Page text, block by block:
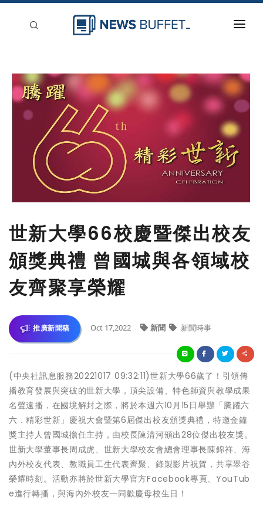
新聞稿分類
登入
刊登
世新大學66校慶暨傑出校友
頒獎典禮 曾國城與各領域校
友齊聚享榮耀
推廣新聞稿 Oct 17,2022 新聞 新聞時事
(中央社訊息服務20221017 09:32:11)世新大學66歲了！引領傳
播教育發展與突破的世新大學，頂尖設備、特色師資與教學成果
名聲遠播，在國境解封之際，將於本週六10月15日舉辦「騰躍六
六．精彩世新」慶祝大會暨第6屆傑出校友頒獎典禮，特邀金鐘
獎主持人曾國城擔任主持，由校長陳清河頒出28位傑出校友獎。
世新大學董事長周成虎、世新大學校友會總會理事長陳錦祥、海
內外校友代表、教職員工生代表齊聚、錄製影片祝賀，共享翠谷
榮耀時刻。活動亦將於世新大學官方Facebook專頁、YouTub
e進行轉播，與海內外校友一同歡慶母校生日！